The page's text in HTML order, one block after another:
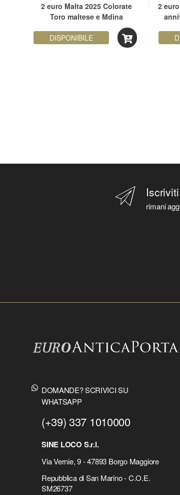
2 euro Malta 2025 Colorate
Toro maltese e Mdina
DISPONIBILE
2
rimani
DOMANDE? SCRIVICI SU
WHATSAPP
(+39) 337 1010000
SINE LOCO S.r.l.
Via Vernie, 9 - 47893 Borgo Maggiore
Repubblica di San Marino - C.O.E.
SM26737